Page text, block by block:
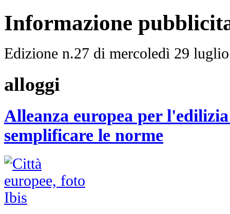
Informazione
Edizione n.27 di mercoledì 29
alloggi
Alleanza europea per
semplificare le norme